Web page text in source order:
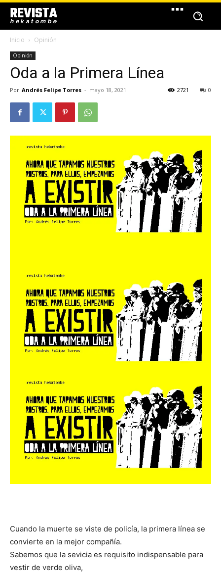
REVISTA
hekatombe
Inicio Opinión
Opinión
Oda a la Primera Línea
Por Andrés Felipe Torres - mayo 18, 2021 0
2721
Cuando la muerte se viste de policía, la primera línea se
convierte en la mejor compañía.
Sabemos que la sevicia es requisito indispensable para
vestir de verde oliva,